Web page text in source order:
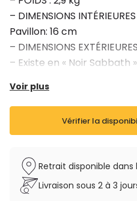
– DIMENSIONS
Pavillon: 16 cm
– DIMENSIONS
– Existe en « Noir Sabbath
Voir plus
Vérifier la
Retrait disponible dans
Livraison sous 2 à 3